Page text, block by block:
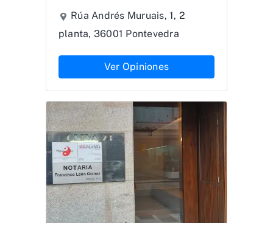
Rúa Andrés Muruais, 1, 2
planta, 36001 Pontevedra
Ver Opiniones